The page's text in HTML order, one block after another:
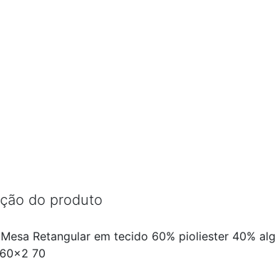
do produto
Retangular em tecido 60% pioliester 40%
70